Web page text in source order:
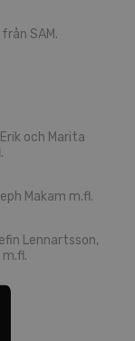
SAM.
och Marita
Makam m.fl.
Lennartsson,